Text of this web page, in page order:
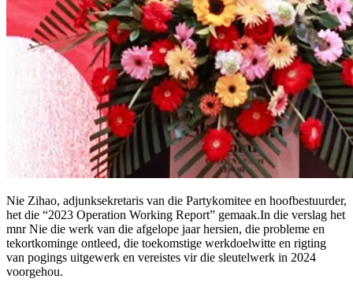
Nie Zihao, adjunksekretaris van die Partykomitee en hoofbestuurder,
het die “2023 Operation Working Report” gemaak.In die verslag het
mnr Nie die werk van die afgelope jaar hersien, die probleme en
tekortkominge ontleed, die toekomstige werkdoelwitte en rigting
van pogings uitgewerk en vereistes vir die sleutelwerk in 2024
voorgehou.